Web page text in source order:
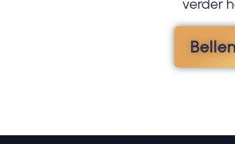
verder